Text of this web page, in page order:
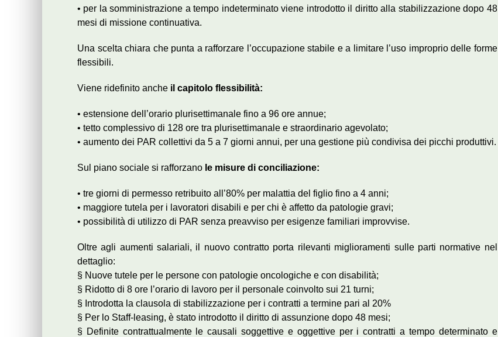
• per la somministrazione a tempo indeterminato viene introdotto il diritto alla stabilizzazione dopo 48
mesi di missione continuativa.
Una scelta chiara che punta a rafforzare l’occupazione stabile e a limitare l’uso improprio delle forme
flessibili.
Viene ridefinito anche il capitolo flessibilità:
• estensione dell’orario plurisettimanale fino a 96 ore annue;
• tetto complessivo di 128 ore tra plurisettimanale e straordinario agevolato;
• aumento dei PAR collettivi da 5 a 7 giorni annui, per una gestione più condivisa dei picchi produttivi.
Sul piano sociale si rafforzano le misure di conciliazione:
• tre giorni di permesso retribuito all’80% per malattia del figlio fino a 4 anni;
• maggiore tutela per i lavoratori disabili e per chi è affetto da patologie gravi;
• possibilità di utilizzo di PAR senza preavviso per esigenze familiari improvvise.
Oltre agli aumenti salariali, il nuovo contratto porta rilevanti miglioramenti sulle parti normative nel
dettaglio:
§ Nuove tutele per le persone con patologie oncologiche e con disabilità;
§ Ridotto di 8 ore l’orario di lavoro per il personale coinvolto sui 21 turni;
§ Introdotta la clausola di stabilizzazione per i contratti a termine pari al 20%
§ Per lo Staff-leasing, è stato introdotto il diritto di assunzione dopo 48 mesi;
§ Definite contrattualmente le causali soggettive e oggettive per i contratti a tempo determinato e